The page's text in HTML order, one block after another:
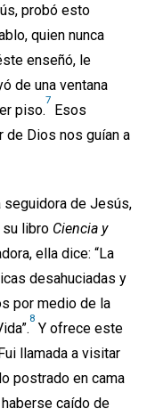
probó esto
quien nunca
enseñó, le
de una ventana
piso.
7
Esos
de Dios nos guían a
seguidora de Jesús,
su libro Ciencia y
ella dice: “La
desahuciadas y
por medio de la
8
Y ofrece este
llamada a visitar
postrado en cama
caído de